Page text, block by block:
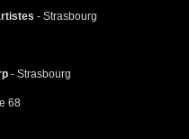
- Strasbourg
- Strasbourg
68